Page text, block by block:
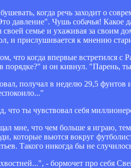
когда речь заходит о
давление". Чушь собачья! Какое
своей семье и ухаживая за своим
и прислушивается к мнению
что когда впервые встретился
и он кивнул. "Парень,
получал в неделю 29,5
что ты чувствовал себя
мне, что чем больше я играю,
которые вьются вокруг
Такого никогда бы не
- бормочет про себя